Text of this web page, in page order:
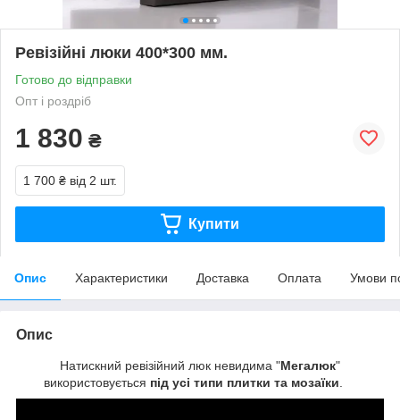
Ревізійні люки 400*300 мм.
Готово до відправки
Опт і роздріб
1 830 ₴
1 700 ₴ від 2 шт.
Купити
Опис Характеристики Доставка Оплата Умови
Опис
Натискний ревізійний люк невидима "Мегалюк"
використовується під усі типи плитки та мозаїки